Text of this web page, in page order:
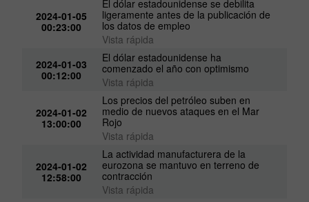
2024-01-05
00:23:00
El dólar estadounidense se debilita
ligeramente antes de la publicación de
los datos de empleo
Vista rápida
2024-01-03
00:12:00
El dólar estadounidense ha
comenzado el año con optimismo
Vista rápida
2024-01-02
13:00:00
Los precios del petróleo suben en
medio de nuevos ataques en el Mar
Rojo
Vista rápida
2024-01-02
12:58:00
La actividad manufacturera de la
eurozona se mantuvo en terreno de
contracción
Vista rápida